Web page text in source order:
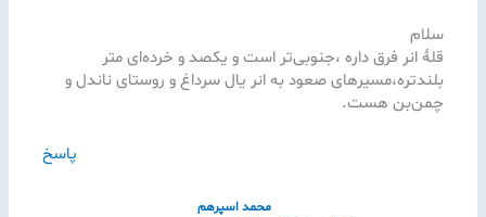
سلام
قلهٔ انر فرق داره ،جنوبی‌تر است و یکصد و خرده‌ای متر
بلندتره،مسیرهای صعود به انر یال سرداغ و روستای ناندل و
چمن‌بن هست.
پاسخ
محمد اسپرهم